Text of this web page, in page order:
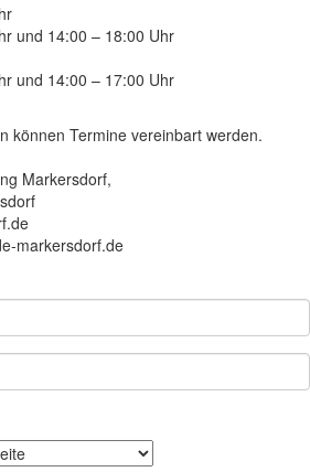
und 14:00 – 18:00 Uhr
und 14:00 – 17:00 Uhr
können Termine vereinbart werden.
Markersdorf,
markersdorf.de